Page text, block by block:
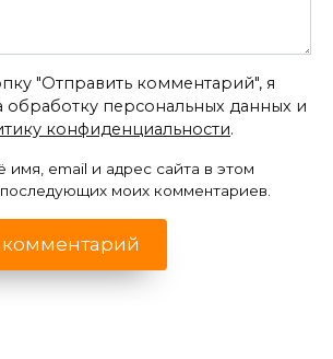
"Отправить комментарий", я
обработку персональных данных и
конфиденциальности.
имя, email и адрес сайта в этом
моих комментариев.